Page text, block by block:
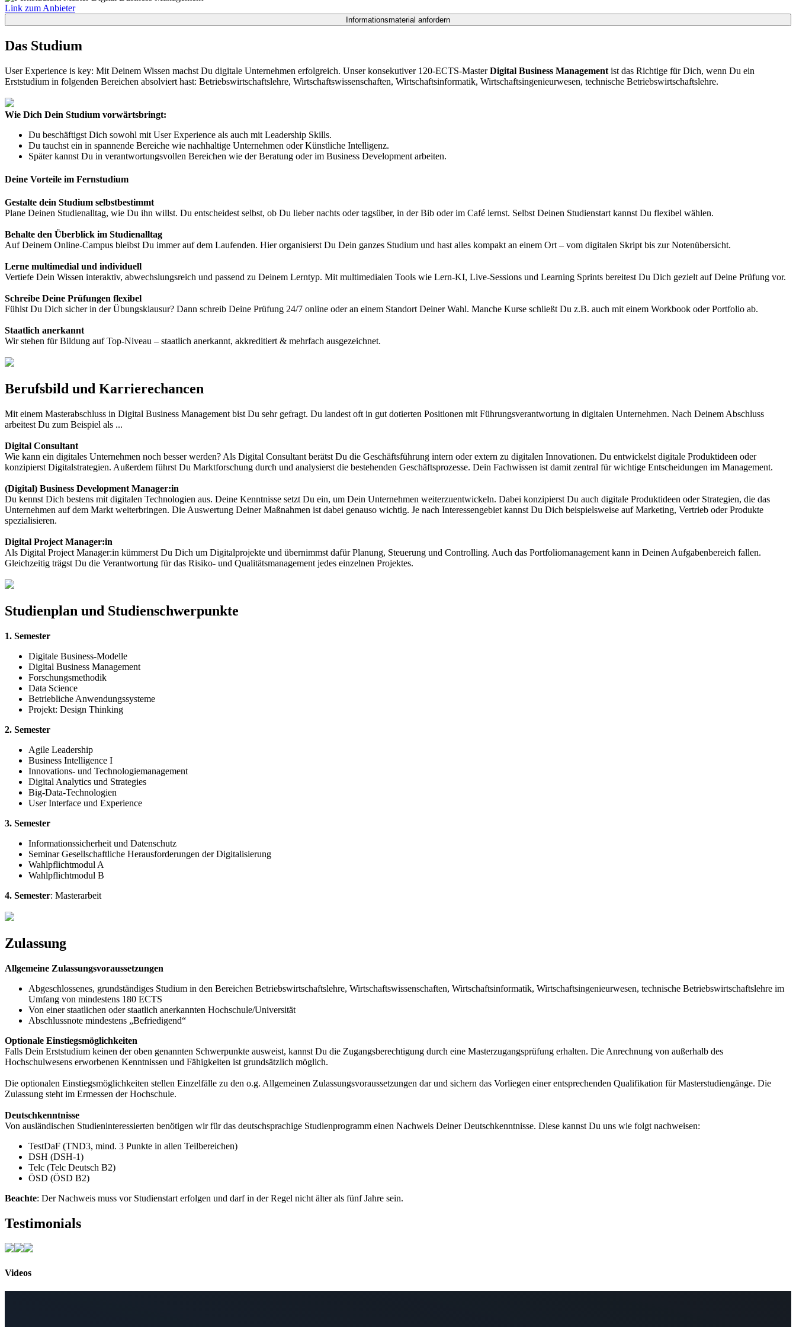
Link zum Anbieter
Das Studium
User Experience is key: Mit Deinem Wissen machst Du digitale Unternehmen erfolgreich. Unser konsekutiver 120-ECTS-MasterDigital Business Management ist das Richtige für Dich, wenn Du ein
Erststudium in folgenden Bereichen absolviert hast: Betriebswirtschaftslehre, Wirtschaftswissenschaften, Wirtschaftsinformatik, Wirtschaftsingenieurwesen, technische Betriebswirtschaftslehre.
Wie Dich Dein Studium vorwärtsbringt:
Du beschäftigst Dich sowohl mit User Experience als auch mit Leadership Skills.
Du tauchst ein in spannende Bereiche wie nachhaltige Unternehmen oder Künstliche Intelligenz.
Später kannst Du in verantwortungsvollen Bereichen wie der Beratung oder im Business Development arbeiten.
Deine Vorteile im Fernstudium
Gestalte dein Studium selbstbestimmt
Plane Deinen Studienalltag, wie Du ihn willst. Du entscheidest selbst, ob Du lieber nachts oder tagsüber, in der Bib oder im Café lernst. Selbst Deinen Studienstart kannst Du flexibel wählen.
Behalte den Überblick im Studienalltag
Auf Deinem Online-Campus bleibst Du immer auf dem Laufenden. Hier organisierst Du Dein ganzes Studium und hast alles kompakt an einem Ort – vom digitalen Skript bis zur Notenübersicht.
Lerne multimedial und individuell
Vertiefe Dein Wissen interaktiv, abwechslungsreich und passend zu Deinem Lerntyp. Mit multimedialen Tools wie Lern-KI, Live-Sessions und Learning Sprints bereitest Du Dich gezielt auf Deine Prüfung vor.
Schreibe Deine Prüfungen flexibel
Fühlst Du Dich sicher in der Übungsklausur? Dann schreib Deine Prüfung 24/7 online oder an einem Standort Deiner Wahl. Manche Kurse schließt Du z.B. auch mit einem Workbook oder Portfolio ab.
Staatlich anerkannt
Wir stehen für Bildung auf Top-Niveau – staatlich anerkannt, akkreditiert & mehrfach ausgezeichnet.
Berufsbild und Karrierechancen
Mit einem Masterabschluss in Digital Business Management bist Du sehr gefragt. Du landest oft in gut dotierten Positionen mit Führungsverantwortung in digitalen Unternehmen. Nach Deinem Abschluss
arbeitest Du zum Beispiel als ...
Digital Consultant
Wie kann ein digitales Unternehmen noch besser werden? Als Digital Consultant berätst Du die Geschäftsführung intern oder extern zu digitalen Innovationen. Du entwickelst digitale Produktideen oder
konzipierst Digitalstrategien. Außerdem führst Du Marktforschung durch und analysierst die bestehenden Geschäftsprozesse. Dein Fachwissen ist damit zentral für wichtige Entscheidungen im Management.
(Digital) Business Development Manager:in
Du kennst Dich bestens mit digitalen Technologien aus. Deine Kenntnisse setzt Du ein, um Dein Unternehmen weiterzuentwickeln. Dabei konzipierst Du auch digitale Produktideen oder Strategien, die das
Unternehmen auf dem Markt weiterbringen. Die Auswertung Deiner Maßnahmen ist dabei genauso wichtig. Je nach Interessengebiet kannst Du Dich beispielsweise auf Marketing, Vertrieb oder Produkte
spezialisieren.
Digital Project Manager:in
Als Digital Project Manager:in kümmerst Du Dich um Digitalprojekte und übernimmst dafür Planung, Steuerung und Controlling. Auch das Portfoliomanagement kann in Deinen Aufgabenbereich fallen.
Gleichzeitig trägst Du die Verantwortung für das Risiko- und Qualitätsmanagement jedes einzelnen Projektes.
Studienplan und Studienschwerpunkte
1. Semester
Digitale Business-Modelle
Digital Business Management
Forschungsmethodik
Data Science
Betriebliche Anwendungssysteme
Projekt: Design Thinking
2. Semester
Agile Leadership
Business Intelligence I
Innovations- und Technologiemanagement
Digital Analytics und Strategies
Big-Data-Technologien
User Interface und Experience
3. Semester
Informationssicherheit und Datenschutz
Seminar Gesellschaftliche Herausforderungen der Digitalisierung
Wahlpflichtmodul A
Wahlpflichtmodul B
4. Semester: Masterarbeit
Zulassung
Allgemeine Zulassungsvoraussetzungen
Abgeschlossenes, grundständiges Studium in den Bereichen Betriebswirtschaftslehre, Wirtschaftswissenschaften, Wirtschaftsinformatik, Wirtschaftsingenieurwesen, technische Betriebswirtschaftslehre im
Umfang von mindestens 180 ECTS
Von einer staatlichen oder staatlich anerkannten Hochschule/Universität
Abschlussnote mindestens „Befriedigend“
Optionale Einstiegsmöglichkeiten
Falls Dein Erststudium keinen der oben genannten Schwerpunkte ausweist, kannst Du die Zugangsberechtigung durch eine Masterzugangsprüfung erhalten. Die Anrechnung von außerhalb des
Hochschulwesens erworbenen Kenntnissen und Fähigkeiten ist grundsätzlich möglich.
Die optionalen Einstiegsmöglichkeiten stellen Einzelfälle zu den o.g. Allgemeinen Zulassungsvoraussetzungen dar und sichern das Vorliegen einer entsprechenden Qualifikation für Masterstudiengänge. Die
Zulassung steht im Ermessen der Hochschule.
Deutschkenntnisse
Von ausländischen Studieninteressierten benötigen wir für das deutschsprachige Studienprogramm einen Nachweis Deiner Deutschkenntnisse. Diese kannst Du uns wie folgt nachweisen:
TestDaF (TND3, mind. 3 Punkte in allen Teilbereichen)
DSH (DSH-1)
Telc (Telc Deutsch B2)
ÖSD (ÖSD B2)
Beachte: Der Nachweis muss vor Studienstart erfolgen und darf in der Regel nicht älter als fünf Jahre sein.
Testimonials
Videos